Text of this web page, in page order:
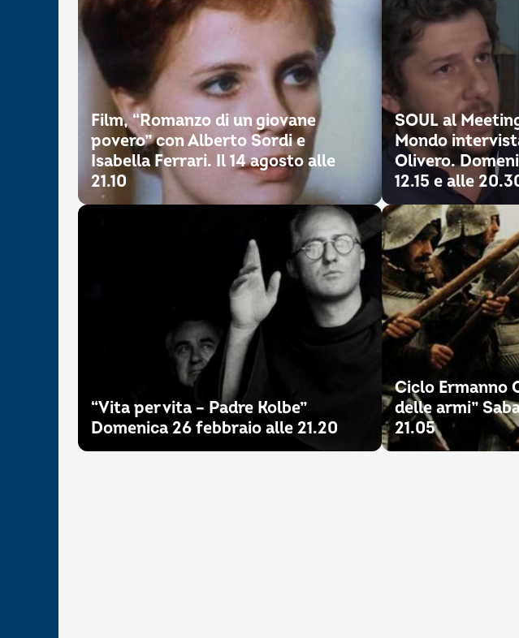
Film, “Romanzo di un giovane
povero” con Alberto Sordi e
Isabella Ferrari. Il 14 agosto alle
21.10
SOUL al
Mondo
Olivero.
12.15 e alle
“Vita per vita – Padre Kolbe”
Domenica 26 febbraio alle 21.20
Ciclo Ermanno
delle armi”
21.05